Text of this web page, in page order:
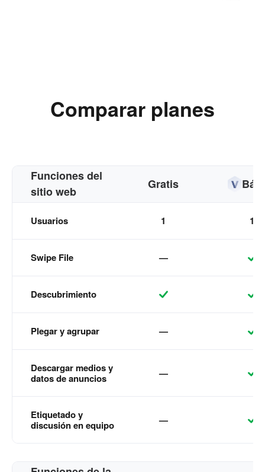
Comparar planes
Funciones del
sitio web
Gratis
Usuarios 1 1
Swipe File —
Descubrimiento
Plegar y agrupar —
Descargar medios y
datos de anuncios
—
Etiquetado y
discusión en equipo
—